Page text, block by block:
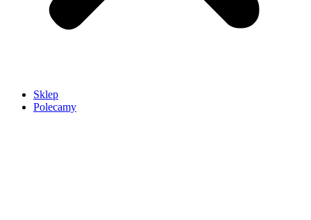
Sklep
Polecamy